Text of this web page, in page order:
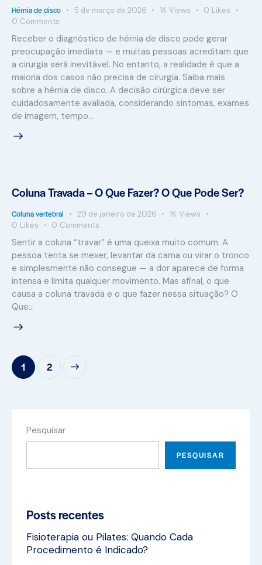
Hérnia de disco 5 de março de 2026 1K Views 0 Likes
0 Comments
Receber o diagnóstico de hérnia de disco pode gerar
preocupação imediata — e muitas pessoas acreditam que
a cirurgia será inevitável. No entanto, a realidade é que a
maioria dos casos não precisa de cirurgia. Saiba mais
sobre a hérnia de disco. A decisão cirúrgica deve ser
cuidadosamente avaliada, considerando sintomas, exames
de imagem, tempo…
Coluna Travada – O Que Fazer? O Que Pode Ser?
Coluna vertebral 29 de janeiro de 2026 1K Views
0 Likes 0 Comments
Sentir a coluna “travar” é uma queixa muito comum. A
pessoa tenta se mexer, levantar da cama ou virar o tronco
e simplesmente não consegue — a dor aparece de forma
intensa e limita qualquer movimento. Mas afinal, o que
causa a coluna travada e o que fazer nessa situação? O
Que…
1 2
Pesquisar
PESQUISAR
Posts recentes
Fisioterapia ou Pilates: Quando Cada
Procedimento é Indicado?